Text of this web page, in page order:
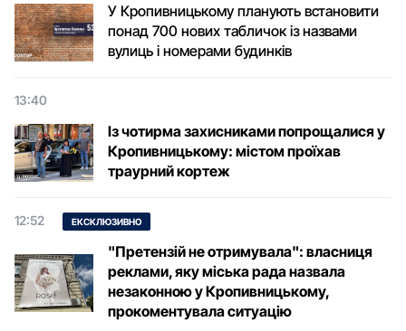
У Кропивницькому планують встановити
понад 700 нових табличок із назвами
вулиць і номерами будинків
13:40
Із чотирма захисниками попрощалися у
Кропивницькому: містом проїхав
траурний кортеж
12:52 ЕКСКЛЮЗИВНО
"Претензій не отримувала": власниця
реклами, яку міська рада назвала
незаконною у Кропивницькому,
прокоментувала ситуацію